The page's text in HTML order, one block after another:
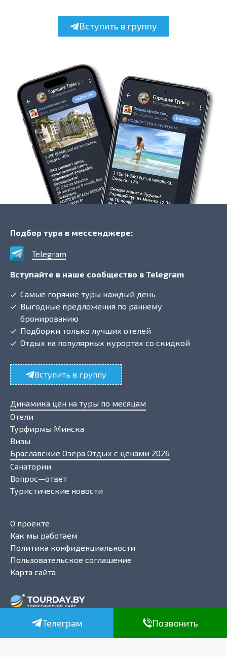
Вступить в группу
ТурДэй Бай
Динамика цен на туры по месяцам
Отели
Турфирмы Минска
Визы
Браславские Озера Отдых с ценами 2026
Санатории
Вопрос—ответ
Туристические новости
О проекте
Как мы работаем
Политика конфиденциальности
Пользовательское соглашение
Карта сайта
Подбор тура в мессенджере:
Telegram
Вступайте в наше сообщество в Telegram
Самые горячие туры каждый день
Выгодные предложения по раннему
бронированию
Подборки только лучших отелей
Отдых на популярных курортах со скидкой
Вступить в группу
Телеграм Позвонить